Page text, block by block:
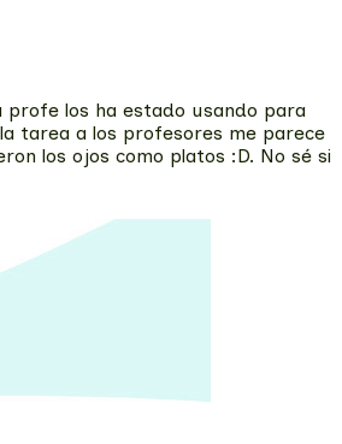
profe los ha estado usando para
tarea a los profesores me parece
los ojos como platos :D. No sé si